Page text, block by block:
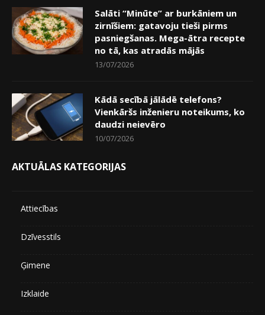
Salāti “Minūte” ar burkāniem un
zirnīšiem: gatavoju tieši pirms
pasniegšanas. Mega-ātra recepte
no tā, kas atradās mājās
13/07/2026
Kādā secībā jālādē telefons?
Vienkāršs inženieru noteikums, ko
daudzi neievēro
10/07/2026
AKTUĀLAS KATEGORIJAS
Attiecības
Dzīvesstils
Ģimene
Izklaide